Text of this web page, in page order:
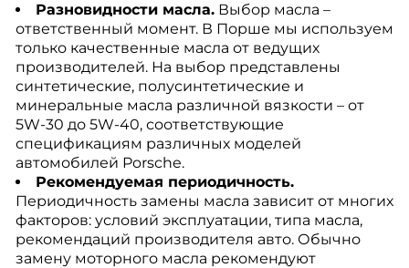
Разновидности масла.Выбор масла –
ответственный момент. В Порше мы используем
только качественные масла от ведущих
производителей. На выбор представлены
синтетические, полусинтетические и
минеральные масла различной вязкости – от
5W-30 до 5W-40, соответствующие
спецификациям различных моделей
автомобилей Porsche.
Рекомендуемая периодичность.
Периодичность замены масла зависит от многих
факторов: условий эксплуатации, типа масла,
рекомендаций производителя авто. Обычно
замену моторного масла рекомендуют